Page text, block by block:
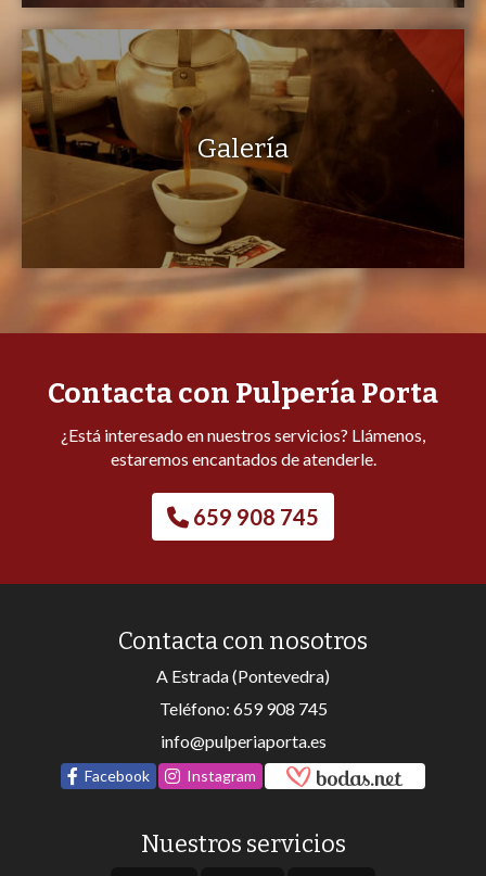
Galería
Contacta con Pulpería Porta
¿Está interesado en nuestros servicios? Llámenos,
estaremos encantados de atenderle.
659 908 745
Nuestros servicios
Contacta con nosotros
A Estrada (Pontevedra)
Teléfono: 659 908 745
info@pulperiaporta.es
Facebook Instagram